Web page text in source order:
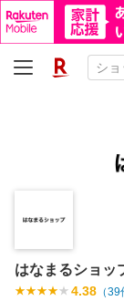
はなまるショッ
4.38 （39